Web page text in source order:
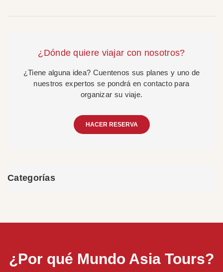
¿Dónde quiere viajar con nosotros?
¿Tiene alguna idea? Cuentenos sus planes y uno de
nuestros expertos se pondrá en contacto para
organizar su viaje.
HACER RESERVA
Categorías
¿Por qué Mundo Asia Tours?